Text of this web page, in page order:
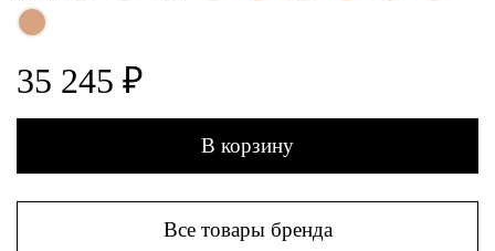
35 245 ₽
В корзину
Все товары бренда